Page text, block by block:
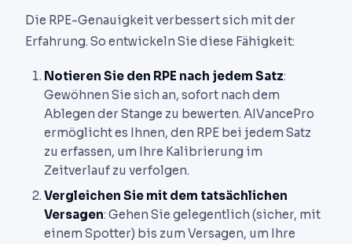
Die RPE-Genauigkeit verbessert sich mit der
Erfahrung. So entwickeln Sie diese Fähigkeit:
Notieren Sie den RPE nach jedem Satz:
Gewöhnen Sie sich an, sofort nach dem
Ablegen der Stange zu bewerten. AIVancePro
ermöglicht es Ihnen, den RPE bei jedem Satz
zu erfassen, um Ihre Kalibrierung im
Zeitverlauf zu verfolgen.
Vergleichen Sie mit dem tatsächlichen
Versagen: Gehen Sie gelegentlich (sicher, mit
einem Spotter) bis zum Versagen, um Ihre